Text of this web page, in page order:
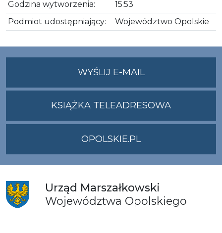
Godzina wytworzenia:
15:53
Podmiot udostępniający:
Województwo Opolskie
WYŚLIJ E-MAILNA
ADRES
KSIĄŻKA TELEADRESOWA
OPOLSKIE.PL
Urząd Marszałkowski
Województwa Opolskiego